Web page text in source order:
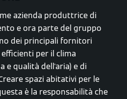
azienda produttrice di
e ora parte del gruppo
dei principali fornitori
per il clima
e qualità dell'aria) e di
spazi abitativi per le
è la responsabilità che